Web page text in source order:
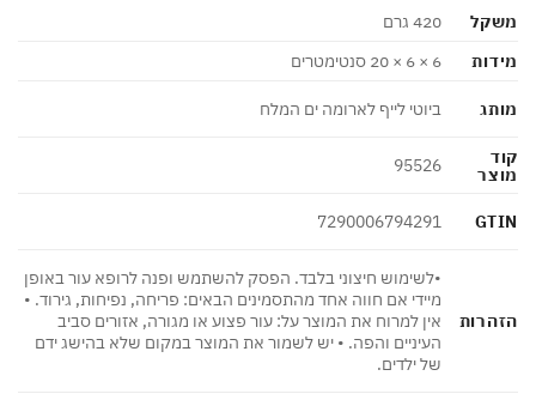
420 גרם
6 × 6 × 20 סנטימטרים
ביוטי לייף לארומה ים המלח
95526
7290006794291
•לשימוש חיצוני בלבד. הפסק להשתמש ופנה לרופא עור באופן
מיידי אם חווה אחד מהתסמינים הבאים: פריחה, נפיחות, גירוד. •
אין למרוח את המוצר על: עור פצוע או מגורה, אזורים סביב
העיניים והפה. • יש לשמור את המוצר במקום שלא בהישג ידם
של ילדים.